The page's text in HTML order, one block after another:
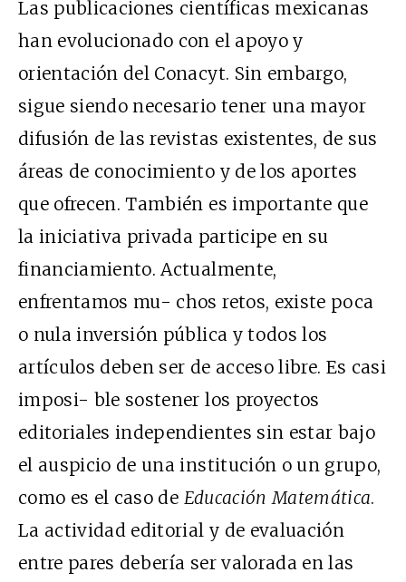
Las publicaciones científicas mexicanas
han evolucionado con el apoyo y
orientación del Conacyt. Sin embargo,
sigue siendo necesario tener una mayor
difusión de las revistas existentes, de sus
áreas de conocimiento y de los aportes
que ofrecen. También es importante que
la iniciativa privada participe en su
financiamiento. Actualmente,
enfrentamos mu- chos retos, existe poca
o nula inversión pública y todos los
artículos deben ser de acceso libre. Es casi
imposi- ble sostener los proyectos
editoriales independientes sin estar bajo
el auspicio de una institución o un grupo,
como es el caso de Educación Matemática.
La actividad editorial y de evaluación
entre pares debería ser valorada en las